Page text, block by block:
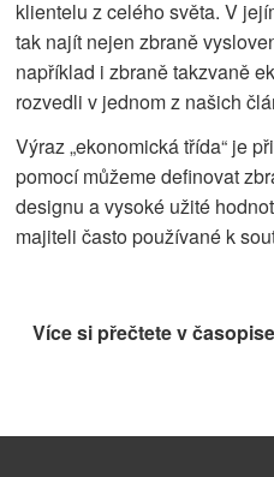
klientelu z celého světa. V
tak najít nejen zbraně
například i zbraně takzvaně
rozvedli v jednom z našich
Výraz „ekonomická třída“ je
pomocí můžeme definovat
designu a vysoké užité
majiteli často používané k
Více si přečtete v časopise